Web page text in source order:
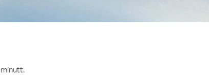
minutt.